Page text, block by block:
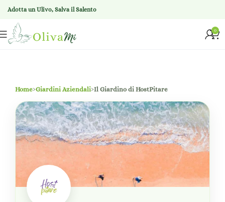
Adotta un Ulivo, Salva il Salento
0
Home›Giardini Aziendali›Il Giardino di HostPitare